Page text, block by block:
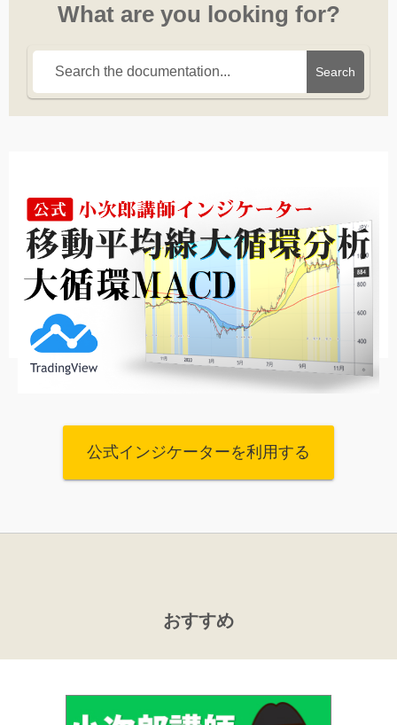
What are you looking for?
Search
公式インジケーターを利用する
おすすめ